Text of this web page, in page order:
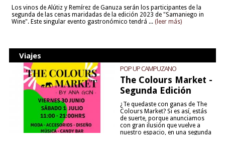
Los vinos de Alútiz y Remírez de Ganuza serán los participantes de la
segunda de las cenas maridadas de la edición 2023 de "Samaniego in
Wine". Este singular evento gastronómico tendrá ... (leer más)
Viajes
POP UP CAMPUZANO
The Colours Market -
Segunda Edición
¿Te quedaste con ganas de The
Colours Market? Si es así, estás
de suerte, porque anunciamos
con gran ilusión que vuelve a
nuestro espacio, en una segunda